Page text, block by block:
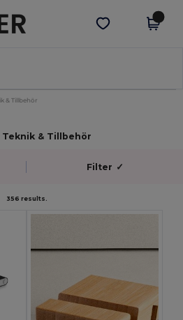
Hämta app
& Tillbehör
Teknik & Tillbehör
Filter ✓
356 results.